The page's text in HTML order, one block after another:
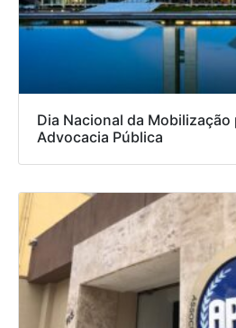
Dia Nacional da
Advocacia Pública